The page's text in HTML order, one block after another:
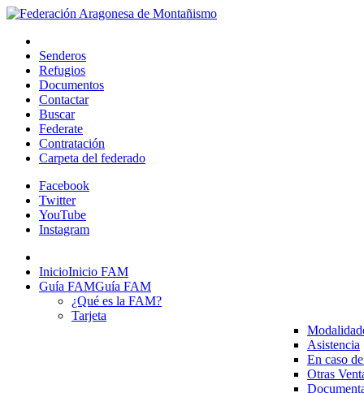
Senderos
Refugios
Documentos
Contactar
Buscar
Federate
Contratación
Carpeta del federado
Facebook
Twitter
YouTube
Instagram
InicioInicio FAM
Guía FAMGuía FAM
¿Qué es la FAM?
Tarjeta
Asistencia
En caso
Otras